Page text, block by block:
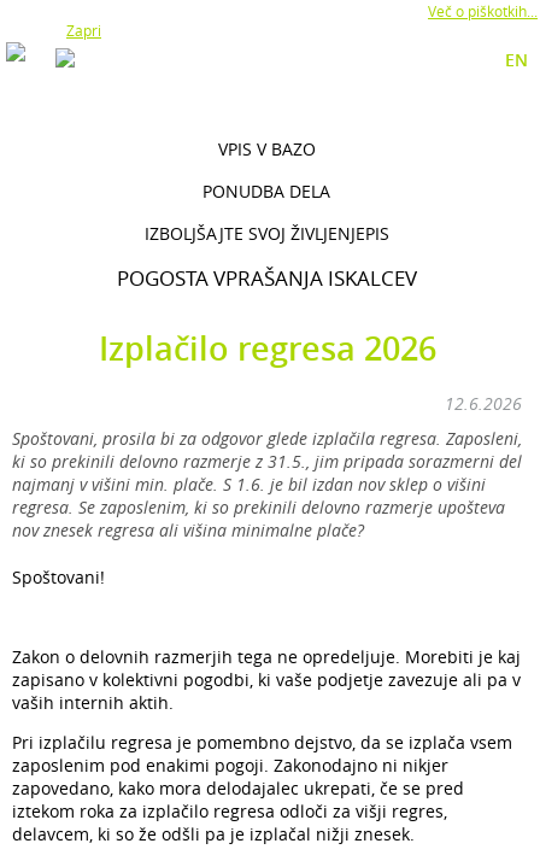
Več o piškotkih...
Zapri
EN
VPIS V BAZO
PONUDBA DELA
IZBOLJŠAJTE SVOJ ŽIVLJENJEPIS
POGOSTA VPRAŠANJA ISKALCEV
Izplačilo regresa 2026
12.6.2026
Spoštovani, prosila bi za odgovor glede izplačila regresa. Zaposleni,
ki so prekinili delovno razmerje z 31.5., jim pripada sorazmerni del
najmanj v višini min. plače. S 1.6. je bil izdan nov sklep o višini
regresa. Se zaposlenim, ki so prekinili delovno razmerje upošteva
nov znesek regresa ali višina minimalne plače?
Spoštovani!
Zakon o delovnih razmerjih tega ne opredeljuje. Morebiti je kaj
zapisano v kolektivni pogodbi, ki vaše podjetje zavezuje ali pa v
vaših internih aktih.
Pri izplačilu regresa je pomembno dejstvo, da se izplača vsem
zaposlenim pod enakimi pogoji. Zakonodajno ni nikjer
zapovedano, kako mora delodajalec ukrepati, če se pred
iztekom roka za izplačilo regresa odloči za višji regres,
delavcem, ki so že odšli pa je izplačal nižji znesek.